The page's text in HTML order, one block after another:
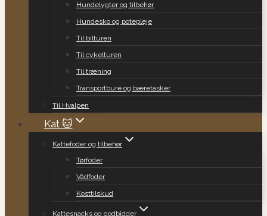
Hundelygter og tilbehør
Hundesko og potepleje
Til bilturen
Til cykelturen
Til træning
Transportbure og bæretasker
Til Hvalpen
Kat 🐱
Kattefoder og tilbehør
Tørfoder
Vådfoder
Kosttilskud
Kattesnacks og godbidder